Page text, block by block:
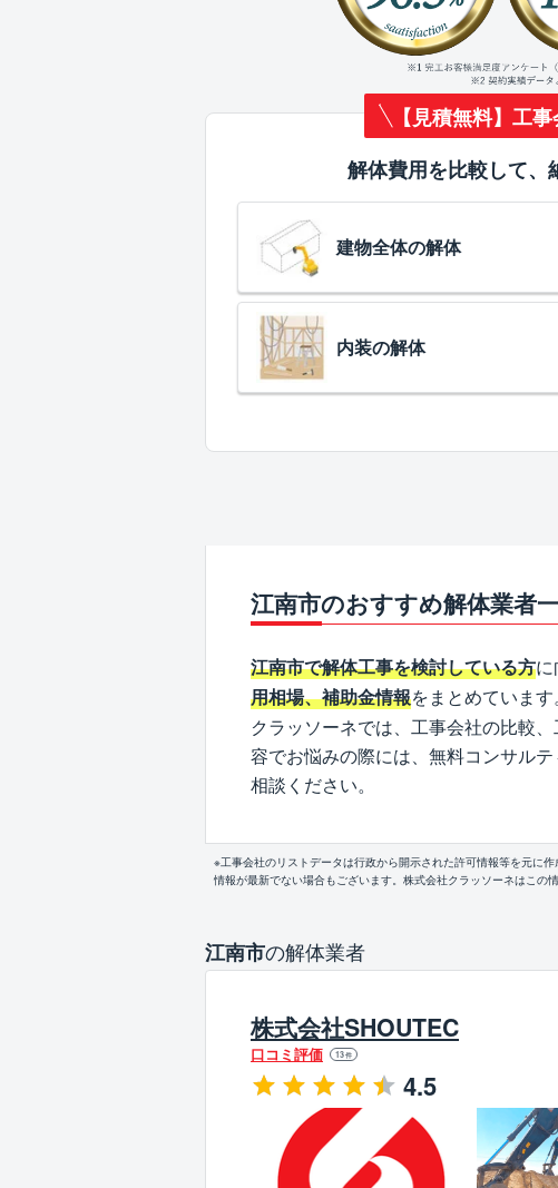
【見積無料】工
解体費用を比較して、
建物全体の解体
内装の解体
江南市のおすすめ解体業者
江南市で解体工事を検討している方に
用相場、補助金情報をまとめています。
クラッソーネでは、工事会社の比較
容でお悩みの際には、無料コンサル
相談ください。
※工事会社のリストデータは行政から開示された許可情報等を元に
情報が最新でない場合もございます。株式会社クラッソーネはこの
江南市の解体業者
株式会社SHOUTEC
口コミ評価 13件
4.5